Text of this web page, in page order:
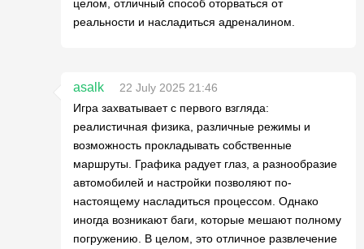
целом, отличный способ оторваться от
реальности и насладиться адреналином.
asalk
22 July 2025 21:46
Игра захватывает с первого взгляда:
реалистичная физика, различные режимы и
возможность прокладывать собственные
маршруты. Графика радует глаз, а разнообразие
автомобилей и настройки позволяют по-
настоящему насладиться процессом. Однако
иногда возникают баги, которые мешают полному
погружению. В целом, это отличное развлечение